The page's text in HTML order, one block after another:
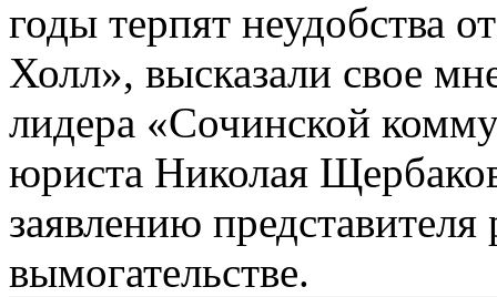
годы терпят неудобства
Холл», высказали свое
лидера «Сочинской
юриста Николая
заявлению
вымогательстве.